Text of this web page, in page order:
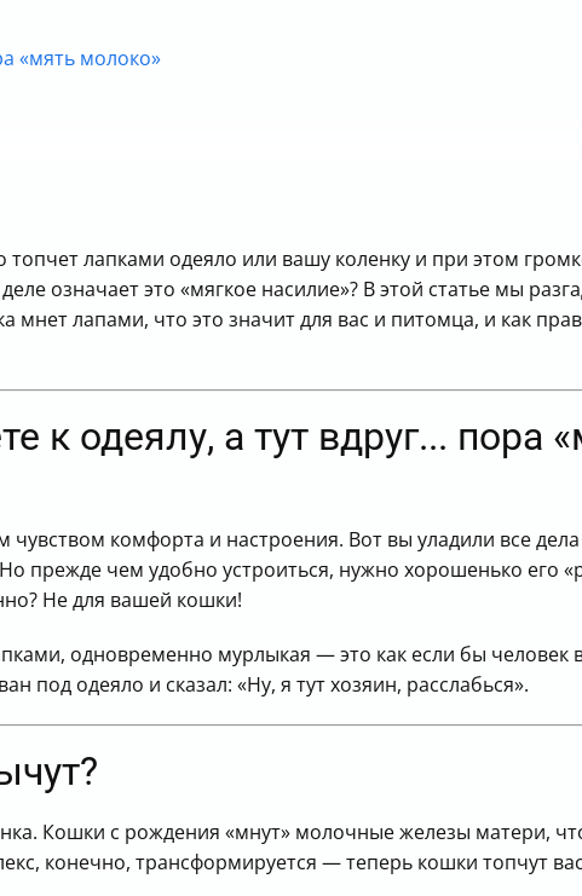
«мять молоко»
лапками одеяло или вашу коленку и при этом
означает это «мягкое насилие»? В этой статье мы
лапами, что это значит для вас и питомца, и как
к одеялу, а тут вдруг... пора
комфорта и настроения. Вот вы уладили все
прежде чем удобно устроиться, нужно хорошенько его
Не для вашей кошки!
одновременно мурлыкая — это как если бы человек
под одеяло и сказал: «Ну, я тут хозяин, расслабься».
Кошки с рождения «мнут» молочные железы матери,
конечно, трансформируется — теперь кошки топчут